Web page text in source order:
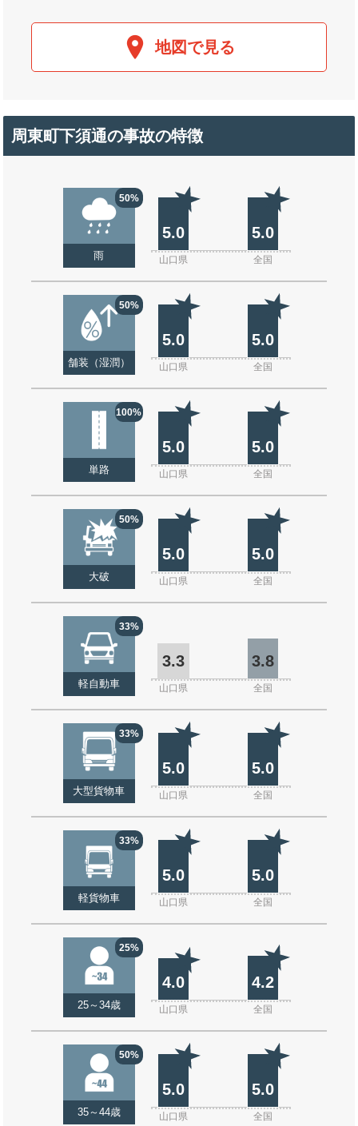
地図で見る
周東町下須通の事故の特徴
50%
雨
5.0 5.0
山口県 全国
50%
舗装（湿潤）
5.0 5.0
山口県 全国
100%
単路
5.0 5.0
山口県 全国
50%
大破
5.0 5.0
山口県 全国
33%
軽自動車
3.3 3.8
山口県 全国
33%
大型貨物車
5.0 5.0
山口県 全国
33%
軽貨物車
5.0 5.0
山口県 全国
25%
25～34歳
4.0 4.2
山口県 全国
50%
35～44歳
5.0 5.0
山口県 全国